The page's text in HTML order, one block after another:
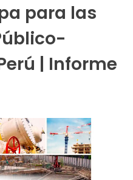
para las
| Informe